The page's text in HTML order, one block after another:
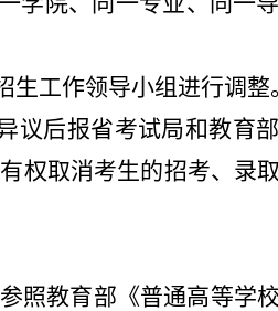
生工作领导小组进行调整
议后报省考试局和教育
权取消考生的招考、录
照教育部《普通高等学